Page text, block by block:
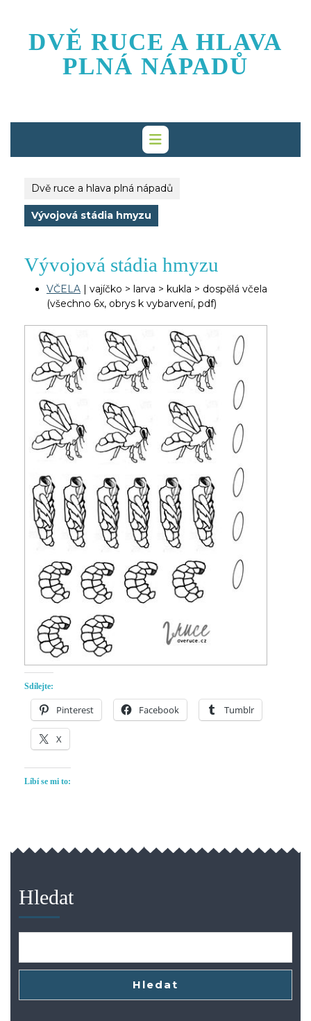
content
DVĚ RUCE A HLAVA
PLNÁ NÁPADŮ
Dvě ruce a hlava plná nápadů
Vývojová stádia hmyzu
Vývojová stádia hmyzu
VČELA | vajíčko > larva > kukla > dospělá včela
(všechno 6x, obrys k vybarvení, pdf)
Sdílejte:
Pinterest Facebook Tumblr
X
Líbí se mi to:
Hledat
Hledat